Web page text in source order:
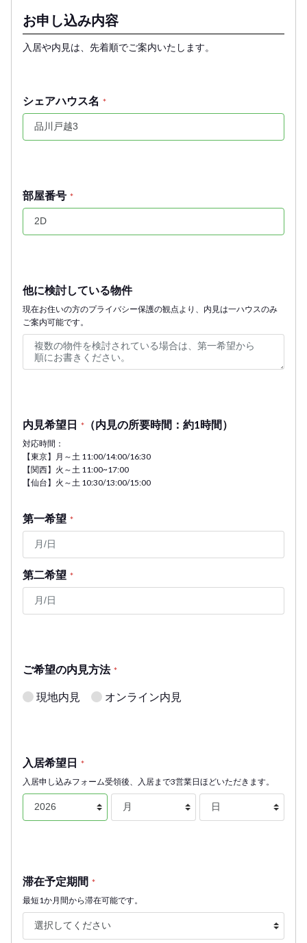
お申し込み内容
入居や内見は、先着順でご案内いたします。
シェアハウス名 *
部屋番号 *
他に検討している物件
現在お住いの方のプライバシー保護の観点より、内見は一ハウスのみ
ご案内可能です。
内見希望日 * （内見の所要時間：約1時間）
対応時間：
【東京】月～土 11:00/14:00/16:30
【関西】火～土 11:00~17:00
【仙台】火～土 10:30/13:00/15:00
第一希望 *
第二希望 *
ご希望の内見方法 *
現地内見 オンライン内見
入居希望日 *
入居申し込みフォーム受領後、入居まで3営業日ほどいただきます。
滞在予定期間 *
最短1か月間から滞在可能です。